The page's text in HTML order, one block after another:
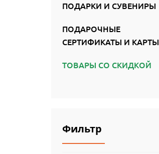
ПОДАРКИ И СУВЕНИРЫ
ПОДАРОЧНЫЕ
СЕРТИФИКАТЫ И КАРТЫ
ТОВАРЫ СО СКИДКОЙ
Фильтр